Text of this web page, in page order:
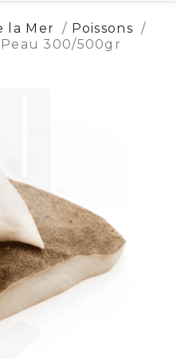
la Mer
Poissons
300/500gr